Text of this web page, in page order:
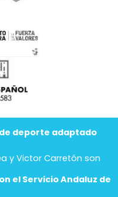
deporte adaptado
y Victor Carretón son
el Servicio Andaluz de